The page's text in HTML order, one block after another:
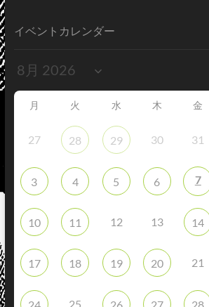
イベントカレンダー
月 火 水 木 金
27 28 29 30 31
3 4 5 6 7
10 11 12 13 14
17 18 19 20 21
24 25 26 27 28